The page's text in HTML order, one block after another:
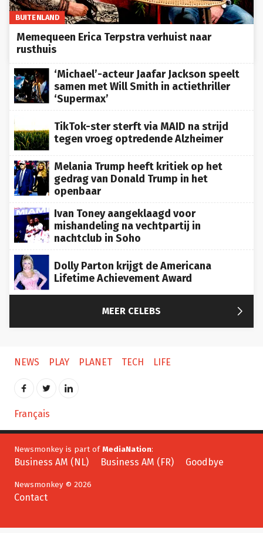
BUITENLAND
Memequeen Erica Terpstra verhuist naar
rusthuis
‘Michael’-acteur Jaafar Jackson speelt
samen met Will Smith in actiethriller
‘Supermax’
TikTok-ster sterft via MAID na strijd
tegen vroeg optredende Alzheimer
Melania Trump heeft kritiek op het
gedrag van Donald Trump in het
openbaar
Ivan Toney aangeklaagd voor
mishandeling na vechtpartij in
nachtclub in Soho
Dolly Parton krijgt de Americana
Lifetime Achievement Award
MEER CELEBS 
NEWS PLAY PLANET TECH LIFE
Français
Newsmonkey is part of MediaNation
Business AM (NL) Business AM (FR) Goodbye
Newsmonkey © 2026
Contact